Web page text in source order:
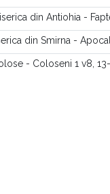
din Antiohia -
din Smirna -
- Coloseni 1 v8,